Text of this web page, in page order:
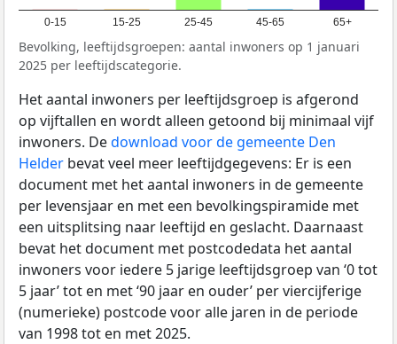
0-15 15-25 25-45 45-65 65+
Bevolking, leeftijdsgroepen: aantal inwoners op 1 januari
2025 per leeftijdscategorie.
Het aantal inwoners per leeftijdsgroep is afgerond
op vijftallen en wordt alleen getoond bij minimaal vijf
inwoners. Dedownload voor de gemeente Den
Helder bevat veel meer leeftijdgegevens: Er is een
document met het aantal inwoners in de gemeente
per levensjaar en met een bevolkingspiramide met
een uitsplitsing naar leeftijd en geslacht. Daarnaast
bevat het document met postcodedata het aantal
inwoners voor iedere 5 jarige leeftijdsgroep van ‘0 tot
5 jaar’ tot en met ‘90 jaar en ouder’ per viercijferige
(numerieke) postcode voor alle jaren in de periode
van 1998 tot en met 2025.